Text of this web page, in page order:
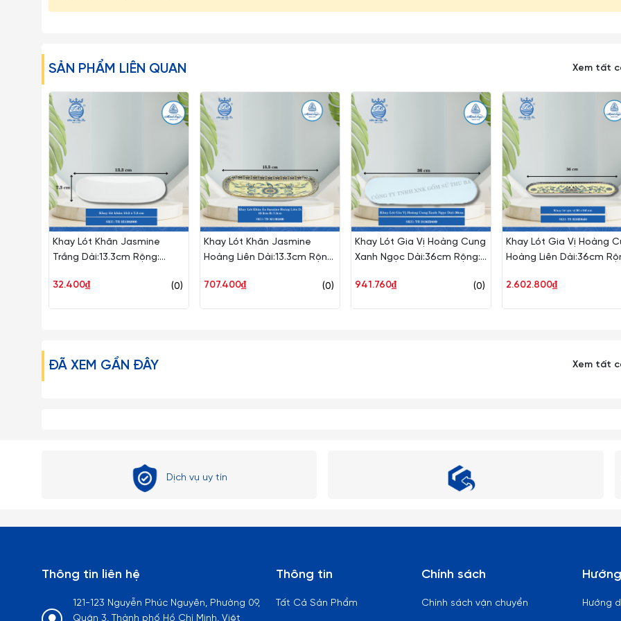
SẢN PHẨM LIÊN QUAN Xem tất
Khay Lót Khăn Jasmine
Trắng Dài:13.3cm Rộng:
351302000
(0)
32.400₫
Khay Lót Khăn Jasmine
Hoàng Liên Dài:13.3cm Rộng:
(0)
707.400₫
Khay Lót Gia Vị Hoàng Cung
Xanh Ngọc Dài:36cm Rộng:
(0)
941.760₫
Khay Lót Gia Vị Hoàng
Hoàng Liên Dài:36cm
2.602.800₫
ĐÃ XEM GẦN ĐÂY Xem tất
Dịch vụ uy tín
Thông tin liên hệ
121-123 Nguyễn Phúc Nguyên, Phường 09,
Quận 3, Thành phố Hồ Chí Minh, Việt
Thông tin
Tất Cả Sản Phẩm
Chính sách
Chính sách vận chuyển Hướng